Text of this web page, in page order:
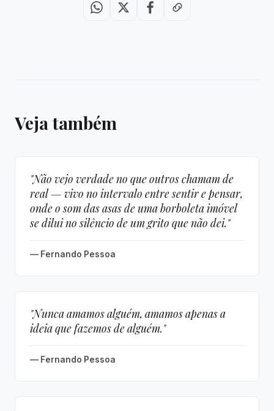
Veja também
"Não vejo verdade no que outros chamam de
real — vivo no intervalo entre sentir e pensar,
onde o som das asas de uma borboleta imóvel
se dilui no silêncio de um grito que não dei."
— Fernando Pessoa
"Nunca amamos alguém, amamos apenas a
ideia que fazemos de alguém."
— Fernando Pessoa